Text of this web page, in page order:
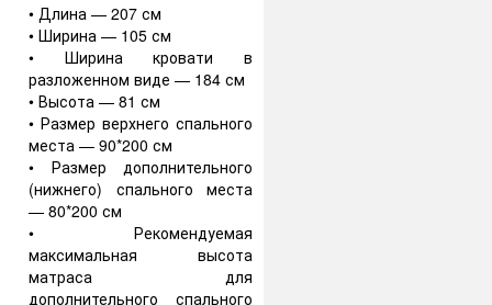
• Длина — 207 см
• Ширина — 105 см
• Ширина кровати в
разложенном виде — 184 см
• Высота — 81 см
• Размер верхнего спального
места — 90*200 см
• Размер дополнительного
(нижнего) спального места
— 80*200 см
• Рекомендуемая
максимальная высота
матраса для
дополнительного спального